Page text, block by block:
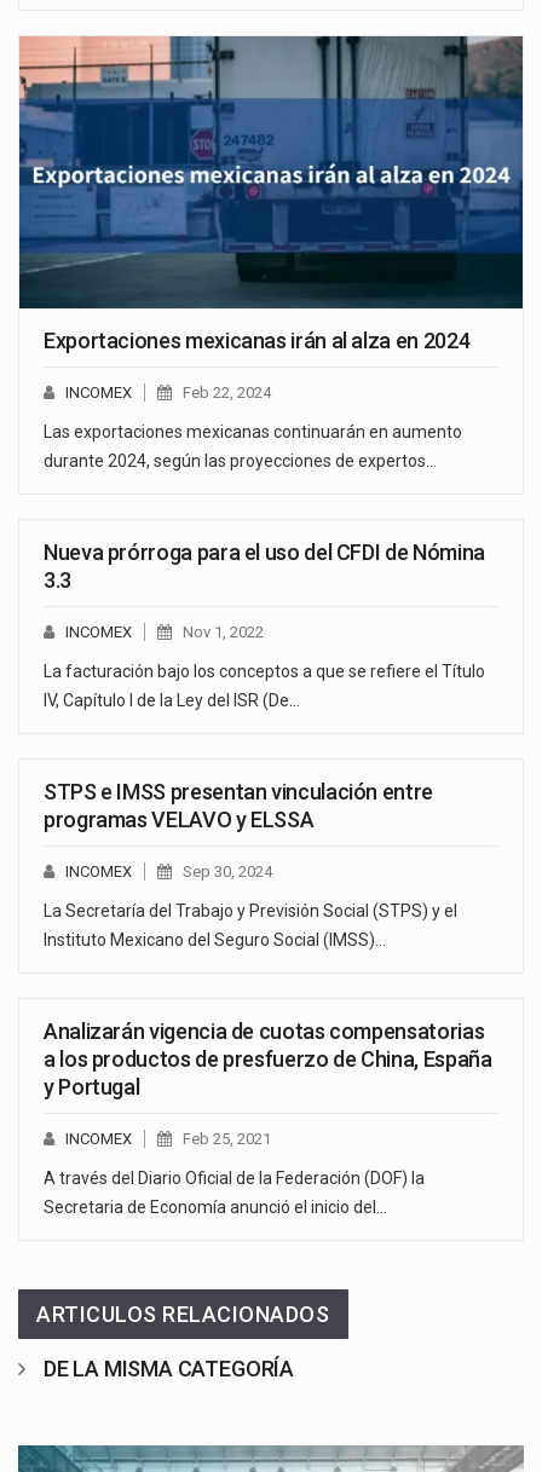
Exportaciones mexicanas irán al alza en 2024
INCOMEX Feb 22, 2024
Las exportaciones mexicanas continuarán en aumento
durante 2024, según las proyecciones de expertos…
Nueva prórroga para el uso del CFDI de Nómina
3.3
INCOMEX Nov 1, 2022
La facturación bajo los conceptos a que se refiere el Título
IV, Capítulo I de la Ley del ISR (De…
STPS e IMSS presentan vinculación entre
programas VELAVO y ELSSA
INCOMEX Sep 30, 2024
La Secretaría del Trabajo y Previsión Social (STPS) y el
Instituto Mexicano del Seguro Social (IMSS)…
Analizarán vigencia de cuotas compensatorias
a los productos de presfuerzo de China, España
y Portugal
INCOMEX Feb 25, 2021
A través del Diario Oficial de la Federación (DOF) la
Secretaria de Economía anunció el inicio del…
ARTICULOS RELACIONADOS
DE LA MISMA CATEGORÍA